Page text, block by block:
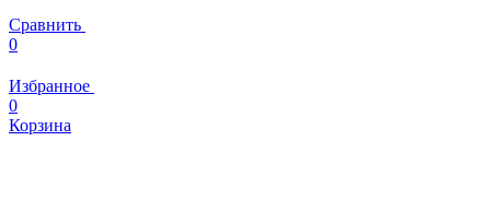
Сравнить
0
Избранное
0
Корзина